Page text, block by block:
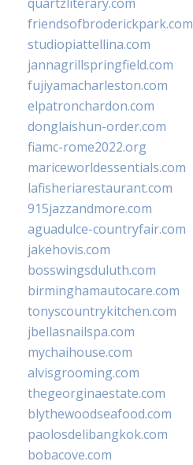
friendsofbroderickpark.com
studiopiattellina.com
jannagrillspringfield.com
fujiyamacharleston.com
elpatronchardon.com
donglaishun-order.com
fiamc-rome2022.org
mariceworldessentials.com
lafisheriarestaurant.com
915jazzandmore.com
aguadulce-countryfair.com
jakehovis.com
bosswingsduluth.com
birminghamautocare.com
tonyscountrykitchen.com
jbellasnailspa.com
mychaihouse.com
alvisgrooming.com
thegeorginaestate.com
blythewoodseafood.com
paolosdelibangkok.com
bobacove.com